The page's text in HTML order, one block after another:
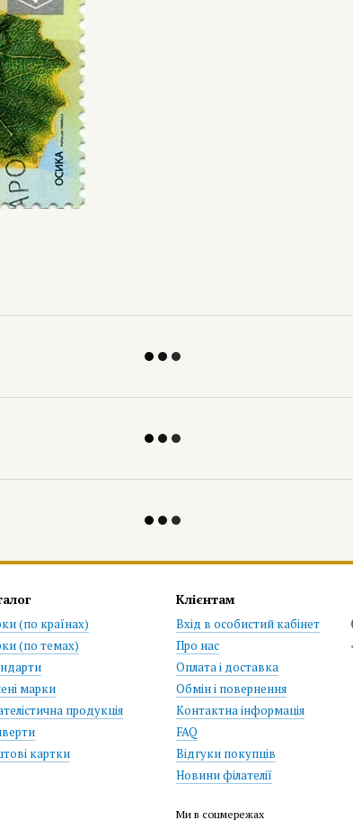
(по країнах)
(по темах)
марки
продукція
картки
Клієнтам
Вхід в особистий кабінет
Про нас
Оплата і доставка
Обмін і повернення
Контактна інформація
FAQ
Відгуки покупців
Новини філателії
Ми в соцмережах